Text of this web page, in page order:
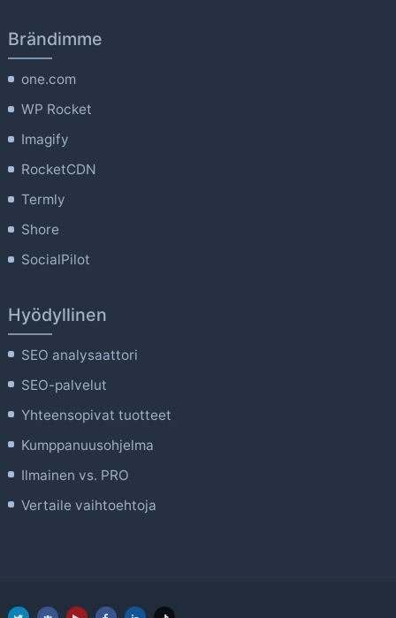
Brändimme
one.com
WP Rocket
Imagify
RocketCDN
Termly
Shore
SocialPilot
Hyödyllinen
SEO analysaattori
SEO-palvelut
Yhteensopivat tuotteet
Kumppanuusohjelma
Ilmainen vs. PRO
Vertaile vaihtoehtoja